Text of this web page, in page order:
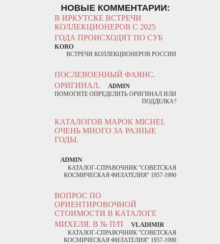
НОВЫЕ КОММЕНТАРИИ:
В ИРКУТСКЕ ВСТРЕЧИ
КОЛЛЕКЦИОНЕРОВ С 2025
ГОДА ПРОИСХОДЯТ ПО СУБ
KORO
ВСТРЕЧИ КОЛЛЕКЦИОНЕРОВ РОССИИ
ПОСЛЕВОЕННЫЙ ФАЯНС.
ОРИГИНАЛ.
ADMIN
ПОМОГИТЕ ОПРЕДЕЛИТЬ ОРИГИНАЛ ИЛИ
ПОДДЕЛКА?
КАТАЛОГОВ МАРОК MICHEL
ОЧЕНЬ МНОГО ЗА РАЗНЫЕ
ГОДЫ.
ADMIN
КАТАЛОГ-СПРАВОЧНИК "СОВЕТСКАЯ
КОСМИЧЕСКАЯ ФИЛАТЕЛИЯ" 1957-1990
ВОПРОС ПО
ОРИЕНТИРОВОЧНОЙ
СТОИМОСТИ В КАТАЛОГЕ
МИХЕЛЯ. В № П/П
VLADIMIR
КАТАЛОГ-СПРАВОЧНИК "СОВЕТСКАЯ
КОСМИЧЕСКАЯ ФИЛАТЕЛИЯ" 1957-1990